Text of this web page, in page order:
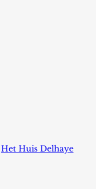
Het Huis Delhaye